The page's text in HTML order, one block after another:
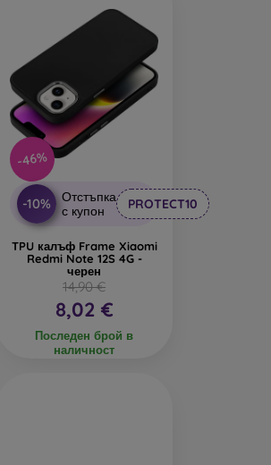
-46%
-10%
Отстъпка
с купон
PROTECT10
TPU калъф Frame Xiaomi
Redmi Note 12S 4G -
черен
14,90 €
8,02 €
Последен брой в
наличност